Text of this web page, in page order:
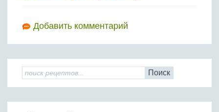
Добавить комментарий
Поиск